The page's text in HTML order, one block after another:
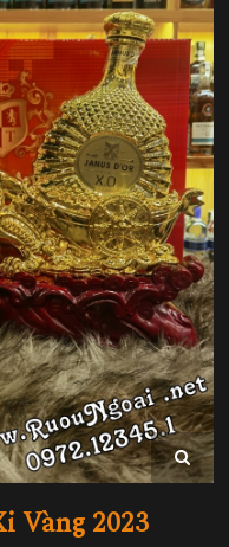
Vàng 2023